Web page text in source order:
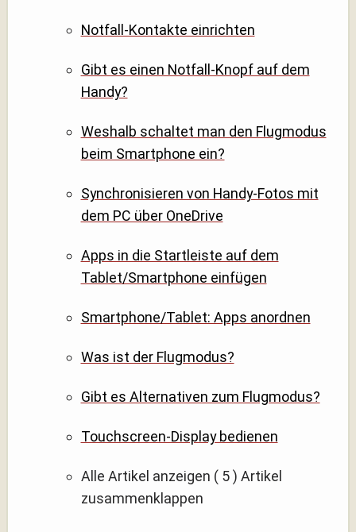
Notfall-Kontakte einrichten
Gibt es einen Notfall-Knopf auf dem
Handy?
Weshalb schaltet man den Flugmodus
beim Smartphone ein?
Synchronisieren von Handy-Fotos mit
dem PC über OneDrive
Apps in die Startleiste auf dem
Tablet/Smartphone einfügen
Smartphone/Tablet: Apps anordnen
Was ist der Flugmodus?
Gibt es Alternativen zum Flugmodus?
Touchscreen-Display bedienen
Alle Artikel anzeigen ( 5 ) Artikel
zusammenklappen